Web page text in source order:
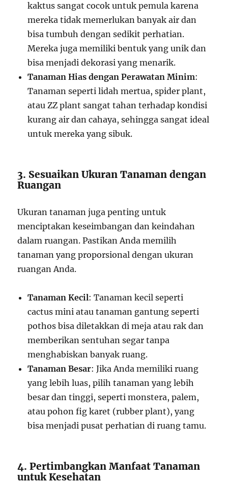
kaktus sangat cocok untuk pemula karena
mereka tidak memerlukan banyak air dan
bisa tumbuh dengan sedikit perhatian.
Mereka juga memiliki bentuk yang unik dan
bisa menjadi dekorasi yang menarik.
Tanaman Hias dengan Perawatan Minim:
Tanaman seperti lidah mertua, spider plant,
atau ZZ plant sangat tahan terhadap kondisi
kurang air dan cahaya, sehingga sangat ideal
untuk mereka yang sibuk.
3. Sesuaikan Ukuran Tanaman dengan
Ruangan
Ukuran tanaman juga penting untuk
menciptakan keseimbangan dan keindahan
dalam ruangan. Pastikan Anda memilih
tanaman yang proporsional dengan ukuran
ruangan Anda.
Tanaman Kecil: Tanaman kecil seperti
cactus mini atau tanaman gantung seperti
pothos bisa diletakkan di meja atau rak dan
memberikan sentuhan segar tanpa
menghabiskan banyak ruang.
Tanaman Besar: Jika Anda memiliki ruang
yang lebih luas, pilih tanaman yang lebih
besar dan tinggi, seperti monstera, palem,
atau pohon fig karet (rubber plant), yang
bisa menjadi pusat perhatian di ruang tamu.
4. Pertimbangkan Manfaat Tanaman
untuk Kesehatan